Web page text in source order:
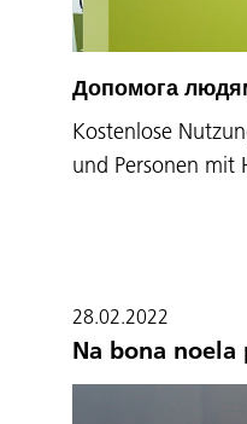
Допомога
Kostenlose
und Personen
28.02.2022
Na bona noela